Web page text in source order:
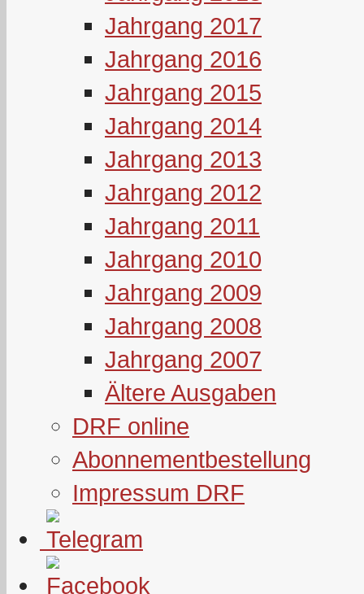
Jahrgang 2017
Jahrgang 2016
Jahrgang 2015
Jahrgang 2014
Jahrgang 2013
Jahrgang 2012
Jahrgang 2011
Jahrgang 2010
Jahrgang 2009
Jahrgang 2008
Jahrgang 2007
Ältere Ausgaben
DRF online
Abonnementbestellung
Impressum DRF